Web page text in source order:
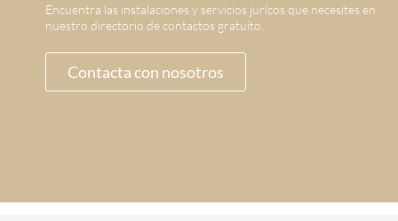
Encuentra las instalaciones y servicios jurícos que necesites en
nuestro directorio de contactos gratuito.
Contacta con nosotros